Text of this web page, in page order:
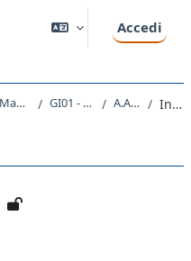
Accedi
Laurea Magistrale Ciclo Unico 5 anni GI01 - GIURISPRUDENZA A.A. 2021 - 2022 Introduzione